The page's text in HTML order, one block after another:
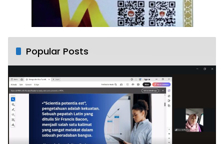
Popular Posts